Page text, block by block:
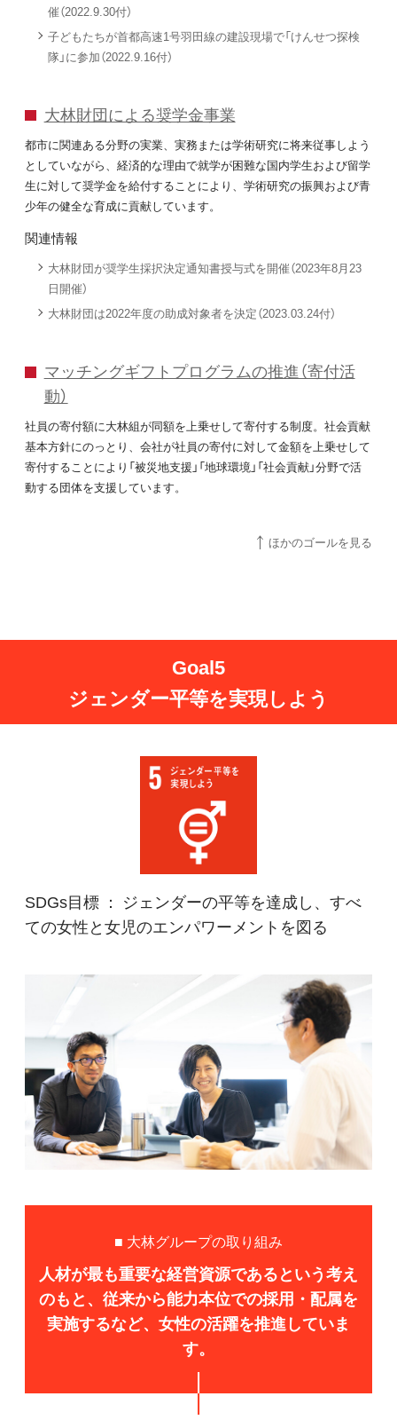
催（2022.9.30付）
子どもたちが首都高速1号羽田線の建設現場で「けんせつ探検
隊」に参加（2022.9.16付）
大林財団による奨学金事業
都市に関連ある分野の実業、実務または学術研究に将来従事しよう
としていながら、経済的な理由で就学が困難な国内学生および留学
生に対して奨学金を給付することにより、学術研究の振興および青
少年の健全な育成に貢献しています。
関連情報
大林財団が奨学生採択決定通知書授与式を開催（2023年8月23
日開催）
大林財団は2022年度の助成対象者を決定（2023.03.24付）
マッチングギフトプログラムの推進（寄付活
動）
社員の寄付額に大林組が同額を上乗せして寄付する制度。社会貢献
基本方針にのっとり、会社が社員の寄付に対して金額を上乗せして
寄付することにより「被災地支援」「地球環境」「社会貢献」分野で活
動する団体を支援しています。
ほかのゴールを見る
Goal5
ジェンダー平等を実現しよう
SDGs目標 ： ジェンダーの平等を達成し、すべ
ての女性と女児のエンパワーメントを図る
■ 大林グループの取り組み
人材が最も重要な経営資源であるという考え
のもと、 従来から能力本位での採用・配属を
実施するなど、 女性の活躍を推進していま
す。